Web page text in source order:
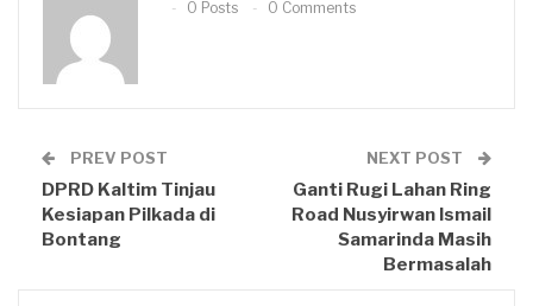
0 Posts 0 Comments
PREV POST
DPRD Kaltim Tinjau
Kesiapan Pilkada di
Bontang
NEXT POST
Ganti Rugi Lahan Ring
Road Nusyirwan Ismail
Samarinda Masih
Bermasalah